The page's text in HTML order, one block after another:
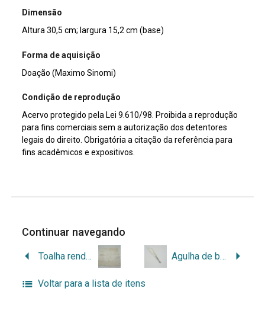
Dimensão
Altura 30,5 cm; largura 15,2 cm (base)
Forma de aquisição
Doação (Maximo Sinomi)
Condição de reprodução
Acervo protegido pela Lei 9.610/98. Proibida a reprodução
para fins comerciais sem a autorização dos detentores
legais do direito. Obrigatória a citação da referência para
fins acadêmicos e expositivos.
Continuar navegando
Toalha rendada Agulha de bordado
Voltar para a lista de itens